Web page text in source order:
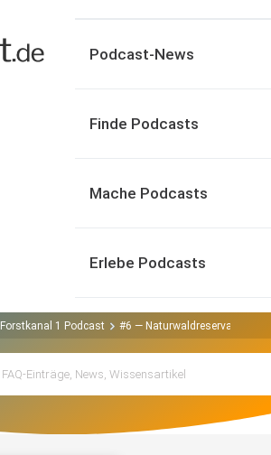
Podcast-News
Finde Podcasts
Mache Podcasts
Erlebe Podcasts
Forstkanal 1 Podcast #6 — Naturwaldreservate